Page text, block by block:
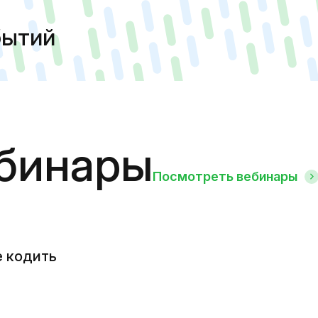
Посмотреть вебинары
кодить